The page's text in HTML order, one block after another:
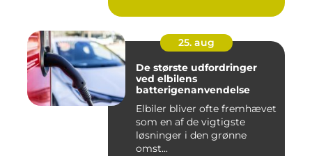
25. aug
De største udfordringer
ved elbilens
batterigenanvendelse
Elbiler bliver ofte fremhævet
som en af de vigtigste
løsninger i den grønne
omst...